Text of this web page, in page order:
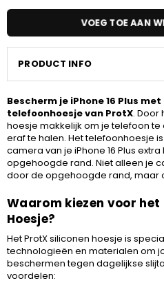
VOEG TOE AAN
PRODUCT INFO
Bescherm je iPhone 16 Plus
telefoonhoesje van ProtX. Door
hoesje makkelijk om je telefoon
eraf te halen. Het telefoonhoesje
camera van je iPhone 16 Plus
opgehoogde rand. Niet alleen je
door de opgehoogde rand, maar
Waarom kiezen voor het
Hoesje?
Het ProtX siliconen hoesje is
technologieën en materialen om
beschermen tegen dagelijkse
voordelen: